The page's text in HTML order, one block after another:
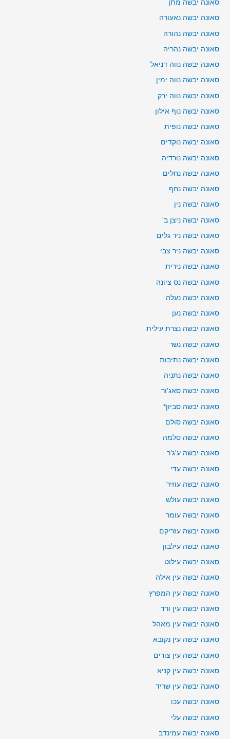
סאונה יבשה מתן
סאונה יבשה נאעורה
סאונה יבשה נהורה
סאונה יבשה נהריה
סאונה יבשה נווה דניאל
סאונה יבשה נווה ימין
סאונה יבשה נווה ירק
סאונה יבשה נוף אילון
סאונה יבשה נופית
סאונה יבשה נוקדים
סאונה יבשה נורדיה
סאונה יבשה נחלים
סאונה יבשה נחף
סאונה יבשה נין
סאונה יבשה ניצן ב'
סאונה יבשה ניר גלים
סאונה יבשה ניר צבי
סאונה יבשה נירית
סאונה יבשה נס ציונה
סאונה יבשה נעלה
סאונה יבשה נען
סאונה יבשה נצרת עילית
סאונה יבשה נשר
סאונה יבשה נתיבות
סאונה יבשה נתניה
סאונה יבשה סאג'ור
סאונה יבשה סביון*
סאונה יבשה סולם
סאונה יבשה סלמה
סאונה יבשה ע'ג'ר
סאונה יבשה עדי
סאונה יבשה עוזיר
סאונה יבשה עולש
סאונה יבשה עומר
סאונה יבשה עזריקם
סאונה יבשה עילבון
סאונה יבשה עילוט
סאונה יבשה עין אילה
סאונה יבשה עין המפרץ
סאונה יבשה עין ורד
סאונה יבשה עין מאהל
סאונה יבשה עין נקובא
סאונה יבשה עין צורים
סאונה יבשה עין קניא
סאונה יבשה עין שריד
סאונה יבשה עכו
סאונה יבשה עלי
סאונה יבשה עמינדב